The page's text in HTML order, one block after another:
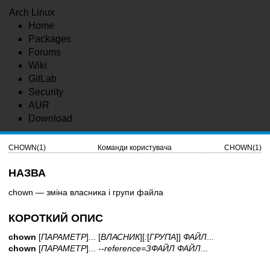
Arch Linux
Home
Packages
Forums
Wiki
GitLab
Security
AUR
Download
CHOWN(1) Команди користувача CHOWN(1)
НАЗВА
chown — зміна власника і групи файла
КОРОТКИЙ ОПИС
chown [ПАРАМЕТР]... [ВЛАСНИК][:[ГРУПА]] ФАЙЛ
chown [ПАРАМЕТР]... --reference=ЗФАЙЛ ФАЙЛ